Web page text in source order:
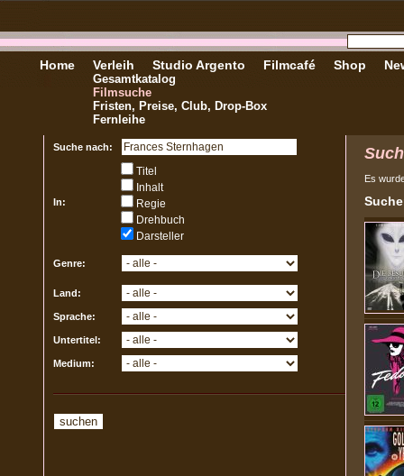
Home Verleih
Gesamtkatalog
Filmsuche
Fristen, Preise, Club, Drop-Box
Fernleihe
Studio Argento Filmcafé Shop
Suche nach:
In:
Titel
Inhalt
Regie
Drehbuch
Darsteller
Genre:
Land:
Sprache:
Untertitel:
Medium:
Es